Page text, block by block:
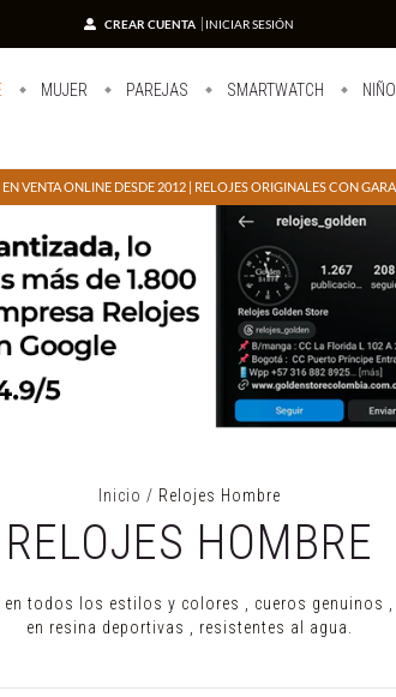
CREAR CUENTA INICIAR SESIÓN
MUJER PAREJAS SMARTWATCH
EN VENTA ONLINE DESDE 2012 | RELOJES ORIGINALES CON
Inicio / Relojes Hombre
RELOJES HOMBRE
en todos los estilos y colores , cueros genuinos
en resina deportivas , resistentes al agua.